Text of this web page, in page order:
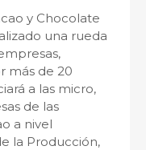
y Chocolate
una rueda
más de 20
a las micro,
de las
a nivel
la Producción,